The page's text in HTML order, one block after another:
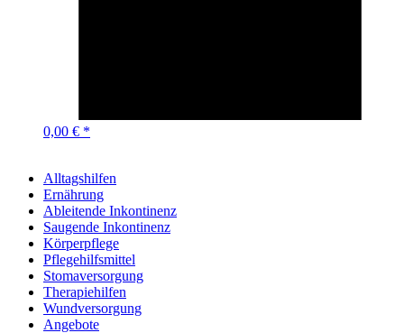
0,00 € *
Alltagshilfen
Ernährung
Ableitende Inkontinenz
Saugende Inkontinenz
Körperpflege
Pflegehilfsmittel
Stomaversorgung
Therapiehilfen
Wundversorgung
Angebote